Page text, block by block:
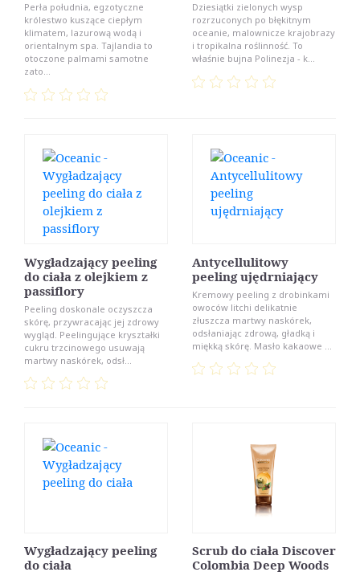
Perła południa, egzotyczne
królestwo kuszące ciepłym
klimatem, lazurową wodą i
orientalnym spa. Tajlandia to
otoczone palmami samotne
zato...
Dziesiątki zielonych wysp
rozrzuconych po błękitnym
oceanie, malownicze krajobrazy
i tropikalna roślinność. To
właśnie bujna Polinezja - k...
Wygładzający peeling
do ciała z olejkiem z
passiflory
Peeling doskonale oczyszcza
skórę, przywracając jej zdrowy
wygląd. Peelingujące kryształki
cukru trzcinowego usuwają
martwy naskórek, odsł...
Antycellulitowy
peeling ujędrniający
Kremowy peeling z drobinkami
owoców litchi delikatnie
złuszcza martwy naskórek,
odsłaniając zdrową, gładką i
miękką skórę. Masło kakaowe ...
Wygładzający peeling
do ciała
Scrub do ciała Discover
Colombia Deep Woods